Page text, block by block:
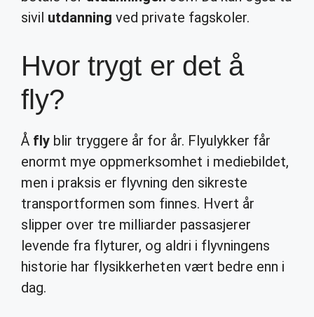
sivil utdanning ved private fagskoler.
Hvor trygt er det å
fly?
Å fly blir tryggere år for år. Flyulykker får
enormt mye oppmerksomhet i mediebildet,
men i praksis er flyvning den sikreste
transportformen som finnes. Hvert år
slipper over tre milliarder passasjerer
levende fra flyturer, og aldri i flyvningens
historie har flysikkerheten vært bedre enn i
dag.